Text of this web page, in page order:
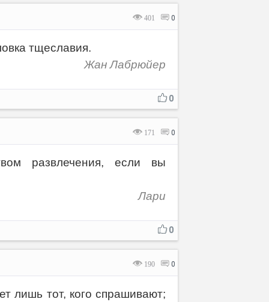
401 0
тщеславия.
Жан Лабрюйер
0
171 0
развлечения, если вы
Лари
0
190 0
лишь тот, кого спрашивают;